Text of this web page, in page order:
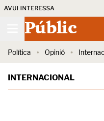
AVUI INTERESSA
Públic
Política Opinió
INTERNACIONAL